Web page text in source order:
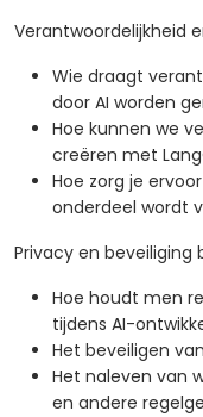
Verantwoordelijkheid
Wie draagt
door AI worden
Hoe kunnen we
creëren met
Hoe zorg je
onderdeel wordt
Privacy en beveiliging
Hoe houdt men
tijdens AI-
Het beveiligen
Het naleven van
en andere